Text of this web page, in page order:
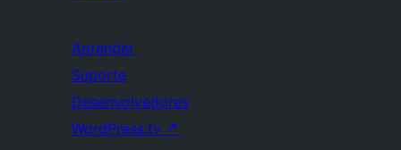
Aprender
Suporte
Desenvolvedores
WordPress.tv ↗